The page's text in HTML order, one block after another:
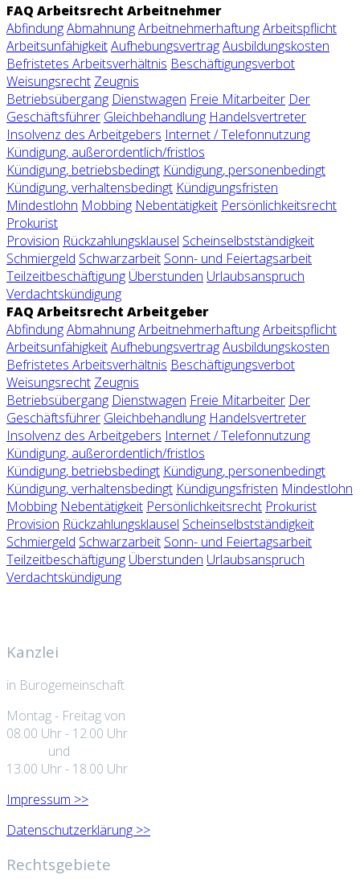
FAQ Arbeitsrecht Arbeitnehmer
AbfindungAbmahnungArbeitnehmerhaftungArbeitspflicht
ArbeitsunfähigkeitAufhebungsvertragAusbildungskosten
Befristetes Arbeitsverhältnis Beschäftigungsverbot
Weisungsrecht Zeugnis
Betriebsübergang Dienstwagen Freie Mitarbeiter Der
Geschäftsführer Gleichbehandlung Handelsvertreter
Insolvenz des Arbeitgebers Internet / Telefonnutzung
Kündigung, außerordentlich/fristlos
Kündigung, betriebsbedingt Kündigung, personenbedingt
Kündigung, verhaltensbedingt Kündigungsfristen
Mindestlohn Mobbing Nebentätigkeit Persönlichkeitsrecht
Prokurist
Provision Rückzahlungsklausel Scheinselbstständigkeit
Schmiergeld Schwarzarbeit Sonn- und Feiertagsarbeit
Teilzeitbeschäftigung Überstunden Urlaubsanspruch
Verdachtskündigung
FAQ Arbeitsrecht Arbeitgeber
AbfindungAbmahnungArbeitnehmerhaftungArbeitspflicht
ArbeitsunfähigkeitAufhebungsvertragAusbildungskosten
Befristetes Arbeitsverhältnis Beschäftigungsverbot
Weisungsrecht Zeugnis
Betriebsübergang Dienstwagen Freie Mitarbeiter Der
Geschäftsführer Gleichbehandlung Handelsvertreter
Insolvenz des Arbeitgebers Internet / Telefonnutzung
Kündigung, außerordentlich/fristlos
Kündigung, betriebsbedingt Kündigung, personenbedingt
Kündigung, verhaltensbedingt Kündigungsfristen Mindestlohn
Mobbing Nebentätigkeit Persönlichkeitsrecht Prokurist
Provision Rückzahlungsklausel Scheinselbstständigkeit
Schmiergeld Schwarzarbeit Sonn- und Feiertagsarbeit
Teilzeitbeschäftigung Überstunden Urlaubsanspruch
Verdachtskündigung
Kanzlei
in Bürogemeinschaft
Montag - Freitag von
08.00 Uhr - 12.00 Uhr
und
13.00 Uhr - 18.00 Uhr
Impressum >>
Datenschutzerklärung >>
Rechtsgebiete